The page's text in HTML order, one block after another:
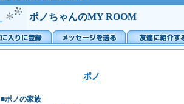
ポノちゃんのMY ROOM
ポノ
■ポノの家族